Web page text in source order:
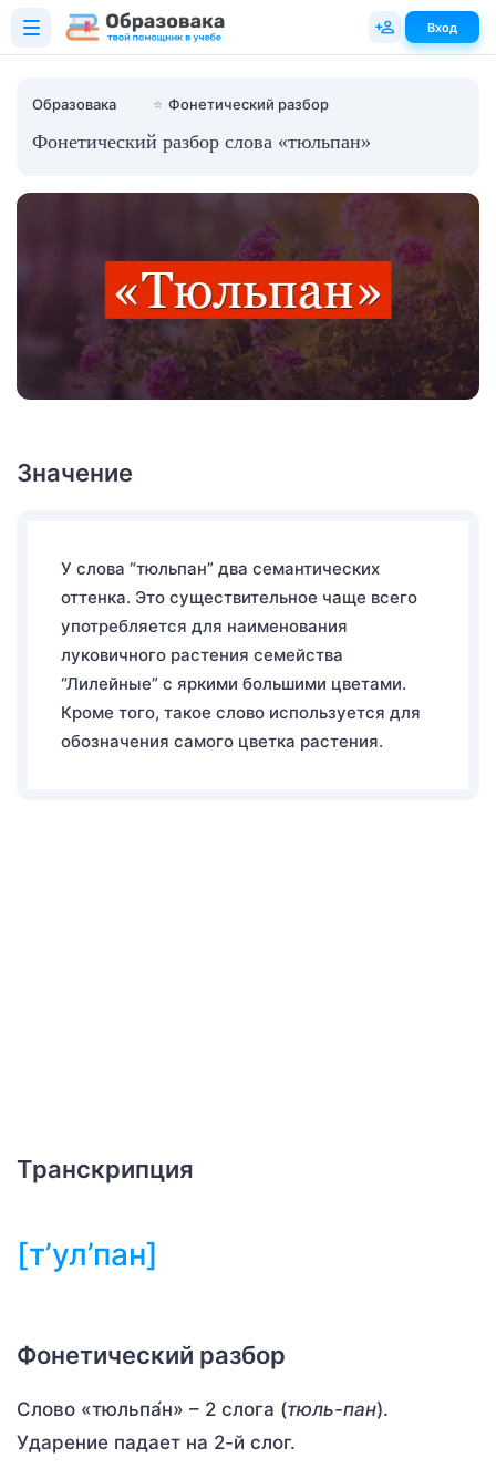
Образовака ⭐ Фонетический разбор
Фонетический разбор слова «тюльпан»
Значение
У слова “тюльпан” два семантических
оттенка. Это существительное чаще всего
употребляется для наименования
луковичного растения семейства
“Лилейные” с яркими большими цветами.
Кроме того, такое слово используется для
обозначения самого цветка растения.
Транскрипция
[т’ул’пан]
Фонетический разбор
Слово «тюльпа́н» – 2 слога (тюль-пан).
Ударение падает на 2-й слог.
Вход